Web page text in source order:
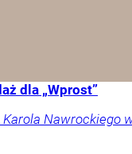
dla „Wprost”